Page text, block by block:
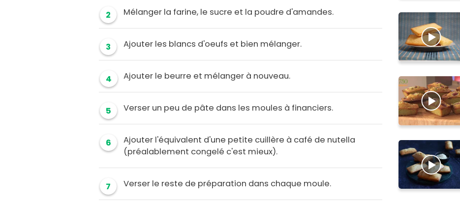
2 Mélanger la farine, le sucre et la poudre d'amandes.
3 Ajouter les blancs d'oeufs et bien mélanger.
4 Ajouter le beurre et mélanger à nouveau.
5 Verser un peu de pâte dans les moules à financiers.
6
Ajouter l'équivalent d'une petite cuillère à café de nutella
(préalablement congelé c'est mieux).
7 Verser le reste de préparation dans chaque moule.